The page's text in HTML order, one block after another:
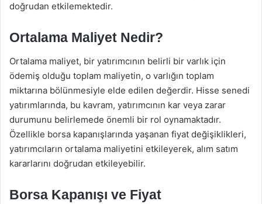
doğrudan etkilemektedir.
Ortalama Maliyet Nedir?
Ortalama maliyet, bir yatırımcının belirli bir varlık için
ödemiş olduğu toplam maliyetin, o varlığın toplam
miktarına bölünmesiyle elde edilen değerdir. Hisse senedi
yatırımlarında, bu kavram, yatırımcının kar veya zarar
durumunu belirlemede önemli bir rol oynamaktadır.
Özellikle borsa kapanışlarında yaşanan fiyat değişiklikleri,
yatırımcıların ortalama maliyetini etkileyerek, alım satım
kararlarını doğrudan etkileyebilir.
Borsa Kapanışı ve Fiyat